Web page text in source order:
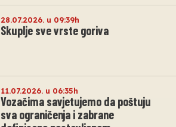
28.07.2026. u 09:39h
Skuplje sve vrste goriva
11.07.2026. u 06:35h
Vozačima savjetujemo da poštuju
sva ograničenja i zabrane